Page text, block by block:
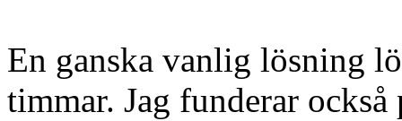
En ganska vanlig lösning
timmar. Jag funderar